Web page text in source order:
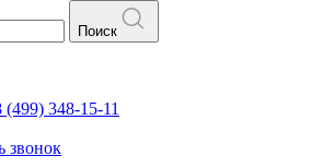
Поиск
(499) 348-15-11
звонок